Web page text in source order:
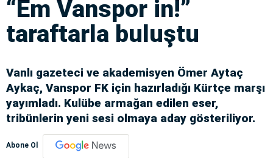
“Em Vanspor in!”
taraftarla buluştu
Vanlı gazeteci ve akademisyen Ömer Aytaç
Aykaç, Vanspor FK için hazırladığı Kürtçe marşı
yayımladı. Kulübe armağan edilen eser,
tribünlerin yeni sesi olmaya aday gösteriliyor.
Abone Ol